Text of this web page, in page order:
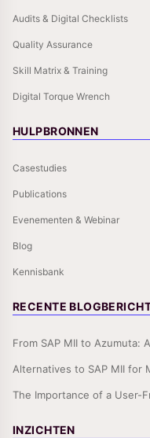
Audits & Digital Checklists
Quality Assurance
Skill Matrix & Training
Digital Torque Wrench
HULPBRONNEN
Casestudies
Publications
Evenementen & Webinar
Blog
Kennisbank
RECENTE
From SAP MII to Azumuta:
Alternatives to SAP MII for
The Importance of a User-
INZICHTEN